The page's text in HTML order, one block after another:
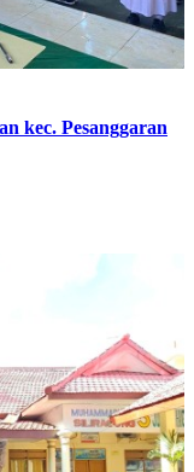
kec. Pesanggaran